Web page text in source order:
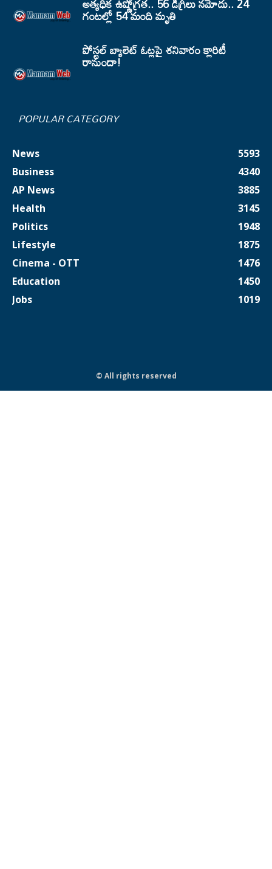
గంటల్లో 54 మంది మృతి
పోస్టల్ బ్యాలెట్ ఓట్లపై శనివారం క్లారిటీ
రానుందా!
POPULAR CATEGORY
News
5593
Business
4340
AP News
3885
Health
3145
Politics
1948
Lifestyle
1875
Cinema - OTT
1476
Education
1450
Jobs
1019
© All rights reserved